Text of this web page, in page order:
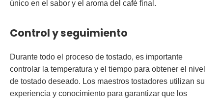
único en el sabor y el aroma del café final.
Control y seguimiento
Durante todo el proceso de tostado, es importante
controlar la temperatura y el tiempo para obtener el nivel
de tostado deseado. Los maestros tostadores utilizan su
experiencia y conocimiento para garantizar que los